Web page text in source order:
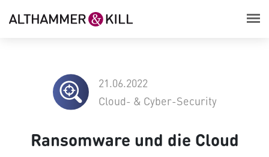
21.06.2022
Cloud- & Cyber-Security
Ransomware und die Cloud